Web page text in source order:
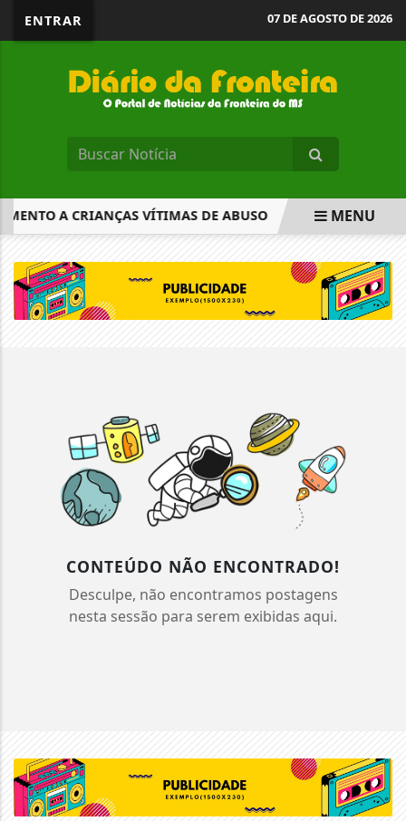
ENTRAR 07 DE AGOSTO DE 2026
A CRIANÇAS VÍTIMAS DE ABUSO FIM DAS
MENU
CONTEÚDO NÃO ENCONTRADO!
Desculpe, não encontramos postagens
nesta sessão para serem exibidas aqui.